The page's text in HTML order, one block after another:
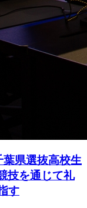
葉県選抜高校生
技を通じて礼
す